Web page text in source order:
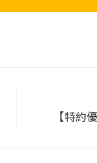
【特約